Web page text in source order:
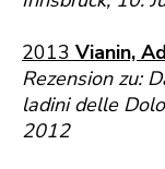
2013 Vianin,
Rezension zu:
ladini delle
2012